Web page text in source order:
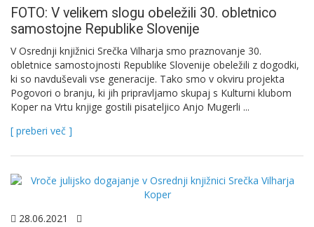
FOTO: V velikem slogu obeležili 30. obletnico
samostojne Republike Slovenije
V Osrednji knjižnici Srečka Vilharja smo praznovanje 30.
obletnice samostojnosti Republike Slovenije obeležili z dogodki,
ki so navduševali vse generacije. Tako smo v okviru projekta
Pogovori o branju, ki jih pripravljamo skupaj s Kulturni klubom
Koper na Vrtu knjige gostili pisateljico Anjo Mugerli ...
[ preberi več ]
28.06.2021